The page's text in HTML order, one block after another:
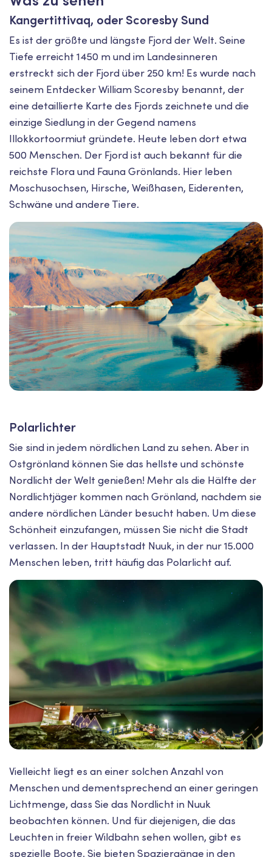
Kangertittivaq, oder Scoresby Sund
Es ist der größte und längste Fjord der Welt. Seine
Tiefe erreicht 1450 m und im Landesinneren
erstreckt sich der Fjord über 250 km! Es wurde nach
seinem Entdecker William Scoresby benannt, der
eine detaillierte Karte des Fjords zeichnete und die
einzige Siedlung in der Gegend namens
Illokkortoormiut gründete. Heute leben dort etwa
500 Menschen. Der Fjord ist auch bekannt für die
reichste Flora und Fauna Grönlands. Hier leben
Moschusochsen, Hirsche, Weißhasen, Eiderenten,
Schwäne und andere Tiere.
Polarlichter
Sie sind in jedem nördlichen Land zu sehen. Aber in
Ostgrönland können Sie das hellste und schönste
Nordlicht der Welt genießen! Mehr als die Hälfte der
Nordlichtjäger kommen nach Grönland, nachdem sie
andere nördlichen Länder besucht haben. Um diese
Schönheit einzufangen, müssen Sie nicht die Stadt
verlassen. In der Hauptstadt Nuuk, in der nur 15.000
Menschen leben, tritt häufig das Polarlicht auf.
Vielleicht liegt es an einer solchen Anzahl von
Menschen und dementsprechend an einer geringen
Lichtmenge, dass Sie das Nordlicht in Nuuk
beobachten können. Und für diejenigen, die das
Leuchten in freier Wildbahn sehen wollen, gibt es
spezielle Boote. Sie bieten Spaziergänge in den